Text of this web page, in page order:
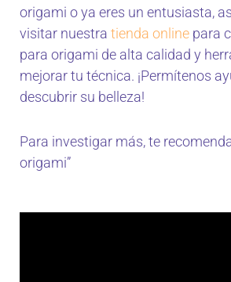
origami o ya eres un entusiasta,
visitar nuestra tienda online para
para origami de alta calidad y
mejorar tu técnica. ¡Permítenos
descubrir su belleza!
Para investigar más, te
origami”